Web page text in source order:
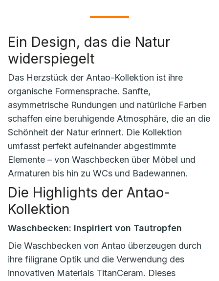
Ein Design, das die Natur
widerspiegelt
Das Herzstück der Antao-Kollektion ist ihre
organische Formensprache. Sanfte,
asymmetrische Rundungen und natürliche Farben
schaffen eine beruhigende Atmosphäre, die an die
Schönheit der Natur erinnert. Die Kollektion
umfasst perfekt aufeinander abgestimmte
Elemente – von Waschbecken über Möbel und
Armaturen bis hin zu WCs und Badewannen.
Die Highlights der Antao-
Kollektion
Waschbecken: Inspiriert von Tautropfen
Die Waschbecken von Antao überzeugen durch
ihre filigrane Optik und die Verwendung des
innovativen Materials TitanCeram. Dieses